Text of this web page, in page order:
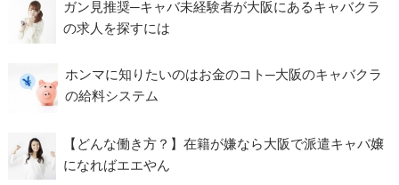
ガン見推奨─キャバ未経験者が大阪にあるキャバクラ
の求人を探すには
ホンマに知りたいのはお金のコト─大阪のキャバクラ
の給料システム
【どんな働き方？】在籍が嫌なら大阪で派遣キャバ嬢
になればエエやん